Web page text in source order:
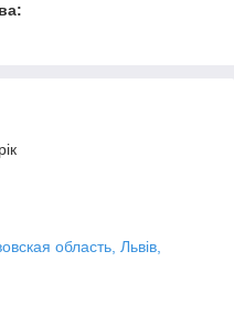
область, Львів,